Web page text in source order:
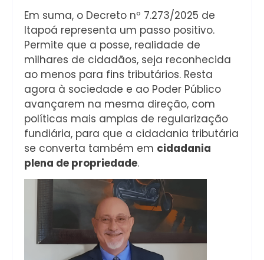
Em suma, o Decreto nº 7.273/2025 de
Itapoá representa um passo positivo.
Permite que a posse, realidade de
milhares de cidadãos, seja reconhecida
ao menos para fins tributários. Resta
agora à sociedade e ao Poder Público
avançarem na mesma direção, com
políticas mais amplas de regularização
fundiária, para que a cidadania tributária
se converta também em cidadania
plena de propriedade.